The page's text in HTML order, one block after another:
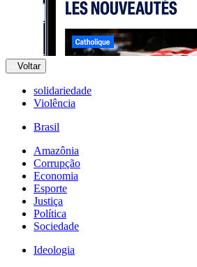
Voltar
solidariedade
Violência
Brasil
Amazônia
Corrupção
Economia
Esporte
Justiça
Política
Sociedade
Ideologia